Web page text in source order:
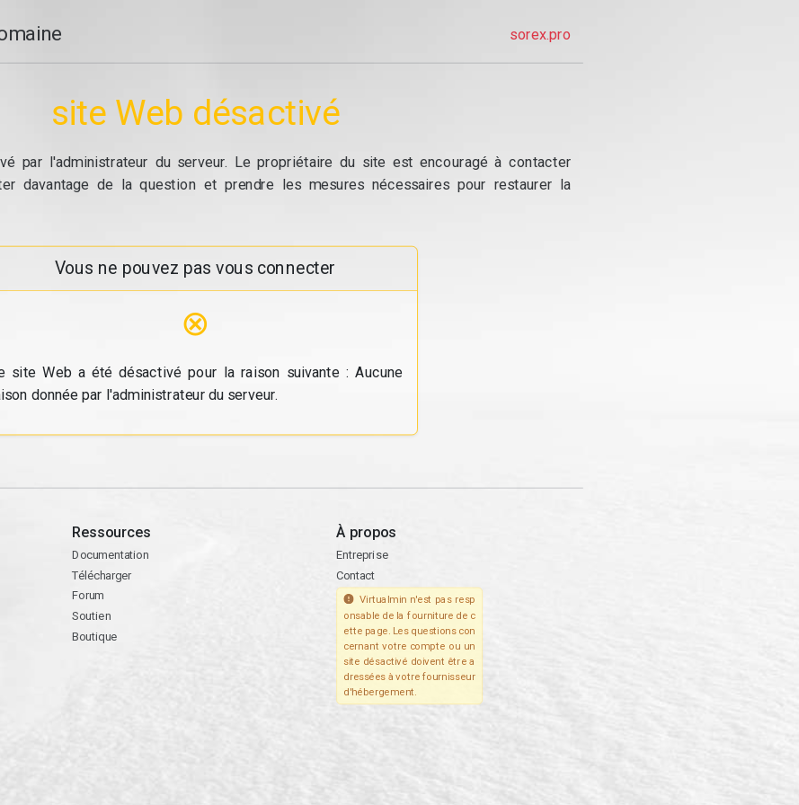
sorex.pro
site Web désactivé
par l'administrateur du serveur. Le propriétaire du site est encouragé à contacter
davantage de la question et prendre les mesures nécessaires pour restaurer la
Vous ne pouvez pas vous connecter
⊗
site Web a été désactivé pour la raison suivante : Aucune
donnée par l'administrateur du serveur.
Ressources
Documentation
Télécharger
Forum
Soutien
Boutique
À propos
Entreprise
Contact
Virtualmin n'est pas resp
onsable de la fourniture de c
ette page. Les questions con
cernant votre compte ou un
site désactivé doivent être a
dressées à votre fournisseur
d'hébergement.